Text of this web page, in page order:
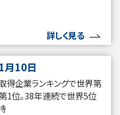
詳しく見る
月10日
得企業ランキングで世界第
1位。38年連続で世界5位